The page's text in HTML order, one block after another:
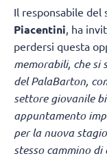
Il responsabile del
Piacentini, ha
perdersi questa
memorabili, che si
del PalaBarton,
settore giovanile
appuntamento
per la nuova
stesso cammino